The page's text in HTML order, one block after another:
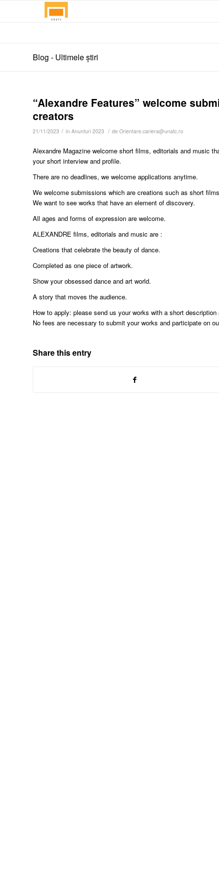
Blog - Ultimele știri
“Alexandre Features” welcome
creators
21/11/2023 / în Anunturi 2023 / de Orientare.cariera@unatc.ro
Alexandre Magazine welcome short films, editorials and music
your short interview and profile.
There are no deadlines, we welcome applications anytime.
We welcome submissions which are creations such as short
We want to see works that have an element of discovery.
All ages and forms of expression are welcome.
ALEXANDRE films, editorials and music are :
Creations that celebrate the beauty of dance.
Completed as one piece of artwork.
Show your obsessed dance and art world.
A story that moves the audience.
How to apply: please send us your works with a short
No fees are necessary to submit your works and participate on
Share this entry